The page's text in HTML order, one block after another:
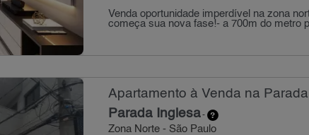
Venda oportunidade imperdível na zona
começa sua nova fase!- a 700m do metro
Apartamento à Venda na
Parada Inglesa-
Zona Norte - São Paulo